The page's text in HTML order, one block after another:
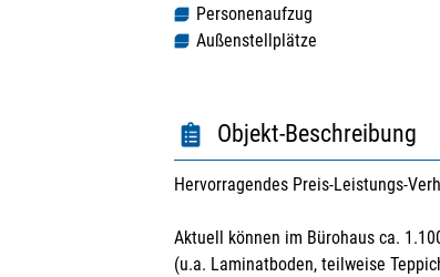
Personenaufzug
Außenstellplätze
Objekt-Beschreibung
Hervorragendes Preis-Leistungs-
Aktuell können im Bürohaus ca.
(u.a. Laminatboden, teilweise